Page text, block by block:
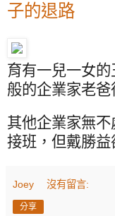
子的退路
育有一兒一女
般的企業家老爸
其他企業家無
接班，但戴勝益
Joey 沒有留言:
分享